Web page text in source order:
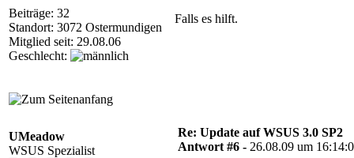
Beiträge: 32
Standort: 3072 Ostermundigen
Mitglied seit: 29.08.06
Geschlecht:
Falls es hilft.
UMeadow
WSUS Spezialist
Re: Update auf WSUS 3.0 SP2
Antwort #6 - 26.08.09 um